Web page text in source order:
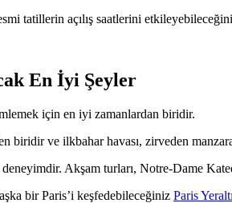
tatillerin açılış saatlerini
En İyi Şeyler
için en iyi zamanlardan biridir.
biridir ve ilkbahar havası, zirveden
Akşam turları, Notre-Dame
bir Paris’i keşfedebileceğiniz Paris